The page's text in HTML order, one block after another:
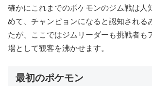
確かにこれまでのポケモンのジム戦は人
めて、チャンピョンになると認知される
たが、ここではジムリーダーも挑戦者も
場として観客を沸かせます。
最初のポケモン